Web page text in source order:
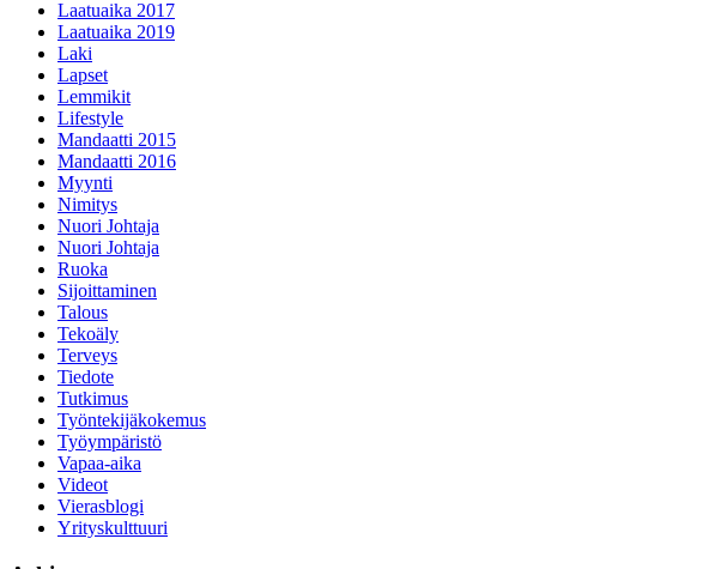
Laatuaika 2017
Laatuaika 2019
Laki
Lapset
Lemmikit
Lifestyle
Mandaatti 2015
Mandaatti 2016
Myynti
Nimitys
Nuori Johtaja
Nuori Johtaja
Ruoka
Sijoittaminen
Talous
Tekoäly
Terveys
Tiedote
Tutkimus
Työntekijäkokemus
Työympäristö
Vapaa-aika
Videot
Vierasblogi
Yrityskulttuuri